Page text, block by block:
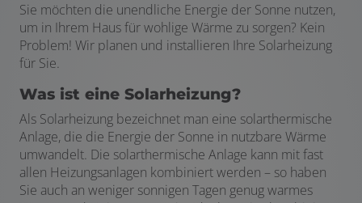
Sie möchten die unendliche Energie der Sonne nutzen,
um in Ihrem Haus für wohlige Wärme zu sorgen? Kein
Problem! Wir planen und installieren Ihre Solarheizung
für Sie.
Was ist eine Solarheizung?
Als Solarheizung bezeichnet man eine solarthermische
Anlage, die die Energie der Sonne in nutzbare Wärme
umwandelt. Die solarthermische Anlage kann mit fast
allen Heizungsanlagen kombiniert werden – so haben
Sie auch an weniger sonnigen Tagen genug warmes